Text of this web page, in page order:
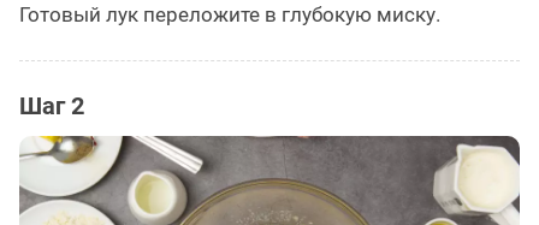
Готовый лук переложите в глубокую миску.
Шаг 2